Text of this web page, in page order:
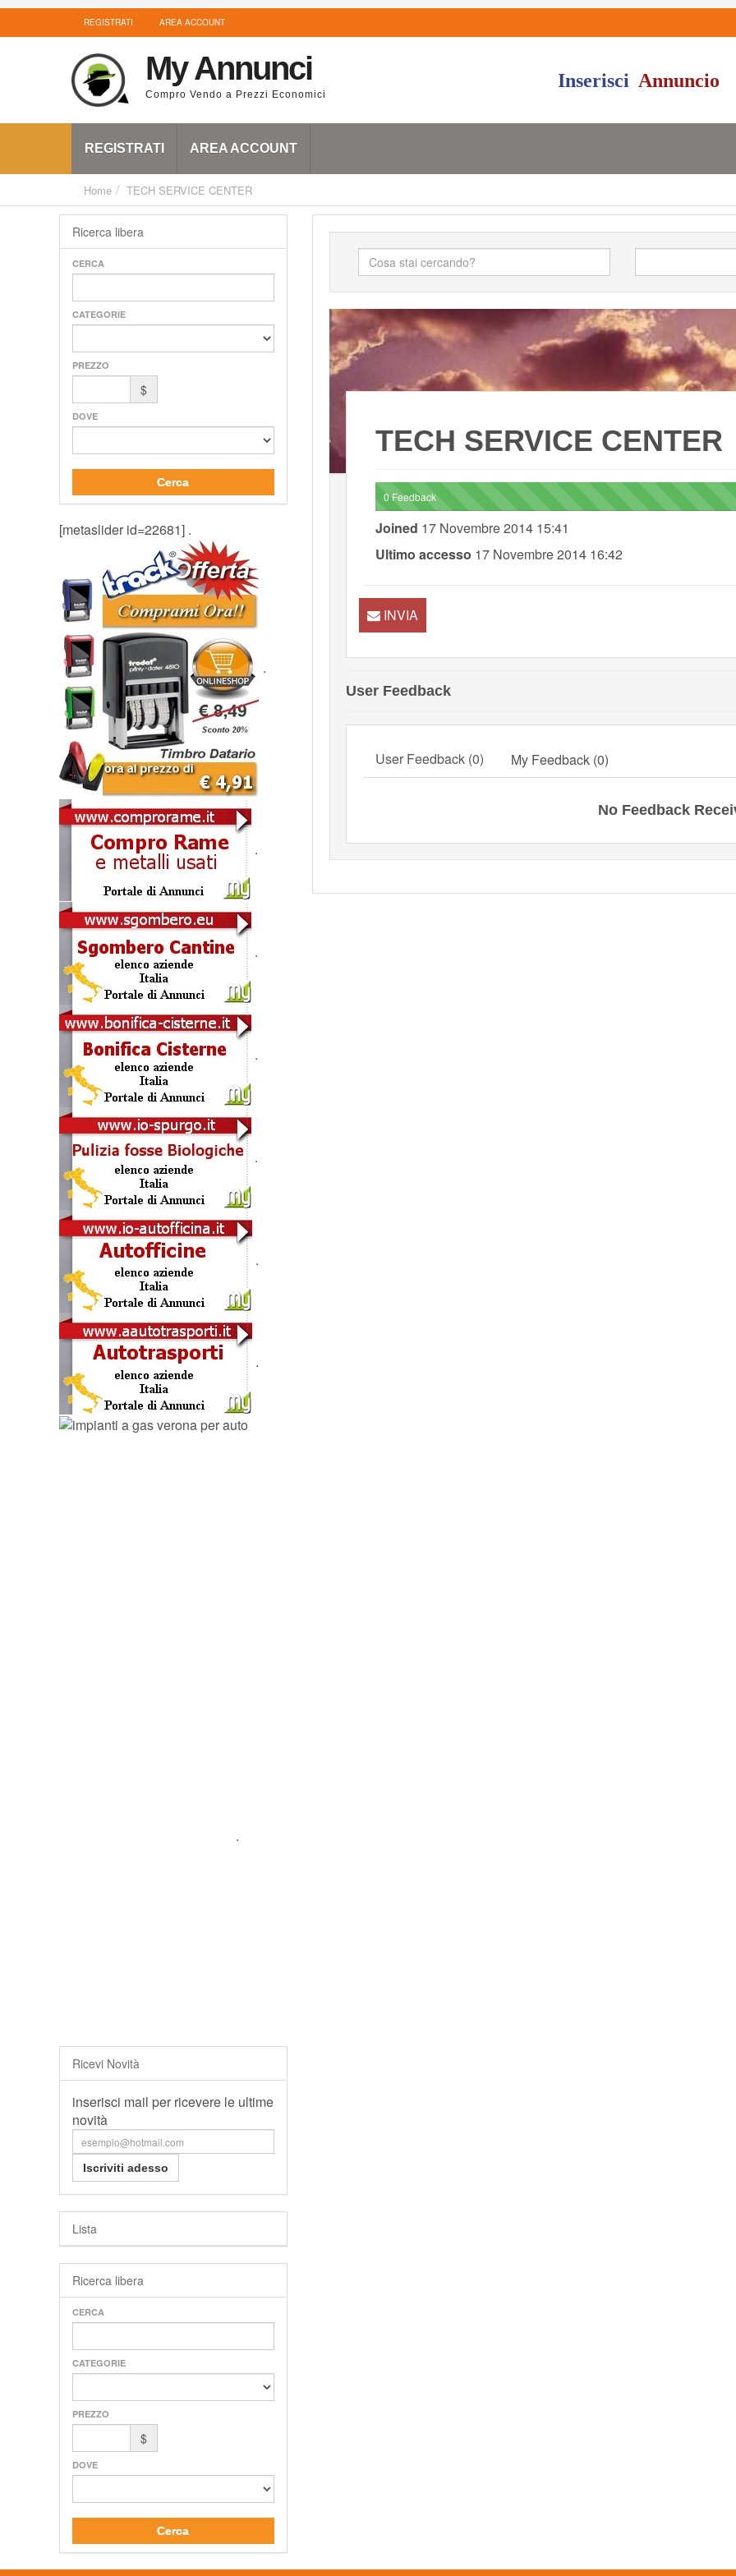
REGISTRATI AREA ACCOUNT
My Annunci
Compro Vendo a Prezzi Economici
Inserisci Annuncio
REGISTRATI AREA ACCOUNT
Home TECH SERVICE CENTER
Ricerca libera
CERCA
CATEGORIE
PREZZO
$
DOVE
Cerca
[metaslider id=22681] .
.
.
.
.
.
.
.
.
Ricevi Novità
inserisci mail per ricevere le ultime
novità
Lista
Ricerca libera
CERCA
CATEGORIE
PREZZO
$
DOVE
Cerca
TECH SERVICE CENTER
0 Feedback
Joined 17 Novembre 2014 15:41
Ultimo accesso 17 Novembre 2014 16:42
INVIA
User Feedback
User Feedback (0) My Feedback (0)
No Feedback